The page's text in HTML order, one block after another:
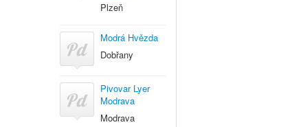
Plzeň
Modrá Hvězda
Dobřany
Pivovar Lyer
Modrava
Modrava